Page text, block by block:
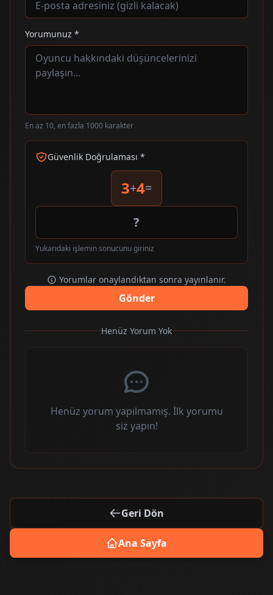
Yorumunuz *
En az 10, en fazla 1000 karakter
Güvenlik Doğrulaması *
3+4=
Yukarıdaki işlemin sonucunu giriniz
Yorumlar onaylandıktan sonra yayınlanır.
Gönder
Henüz Yorum Yok
Henüz yorum yapılmamış. İlk yorumu
siz yapın!
Geri Dön
Ana Sayfa